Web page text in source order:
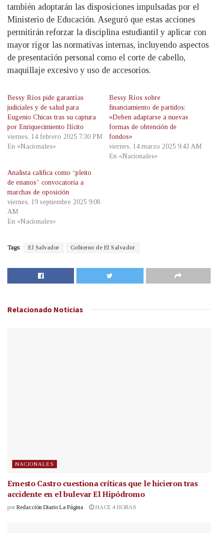
también adoptarán las disposiciones impulsadas por el
Ministerio de Educación. Aseguró que estas acciones
permitirán reforzar la disciplina estudiantil y aplicar con
mayor rigor las normativas internas, incluyendo aspectos
de presentación personal como el corte de cabello,
maquillaje excesivo y uso de accesorios.
Bessy Ríos pide garantías
judiciales y de salud para
Eugenio Chicas tras su captura
por Enriquecimiento Ilícito
viernes, 14 febrero 2025 7:30 PM
En «Nacionales»
Bessy Ríos sobre
financiamiento de partidos:
«Deben adaptarse a nuevas
formas de obtención de
fondos»
viernes, 14 marzo 2025 9:43 AM
En «Nacionales»
Analista califica como “pleito
de enanos” convocatoria a
marchas de oposición
viernes, 19 septiembre 2025 9:08
AM
En «Nacionales»
Tags: El Salvador Gobierno de El Salvador
Relacionado Noticias
NACIONALES
Ernesto Castro cuestiona críticas que le hicieron tras
accidente en el bulevar El Hipódromo
por Redacción Diario La Página HACE 4 HORAS